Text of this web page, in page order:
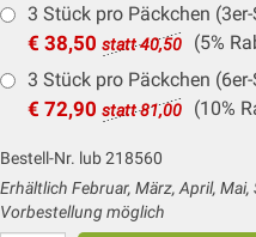
3 Stück pro Päckchen
€ 38,50 statt 40,50 (5%
3 Stück pro Päckchen
€ 72,90 statt 81,00 (10%
Bestell-Nr. lub 218560
Erhältlich Februar, März, April,
Vorbestellung möglich